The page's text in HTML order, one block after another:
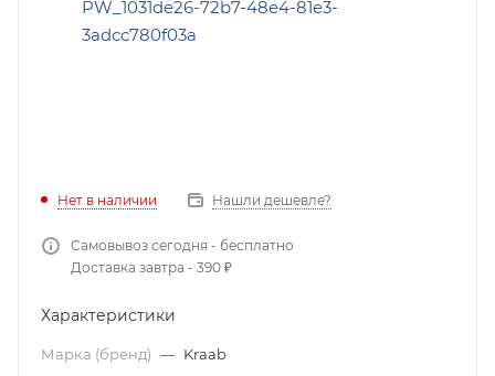
Нет в наличии Нашли дешевле?
Самовывоз сегодня - бесплатно
Доставка завтра - 390 ₽
Характеристики
Марка (бренд) — Kraab